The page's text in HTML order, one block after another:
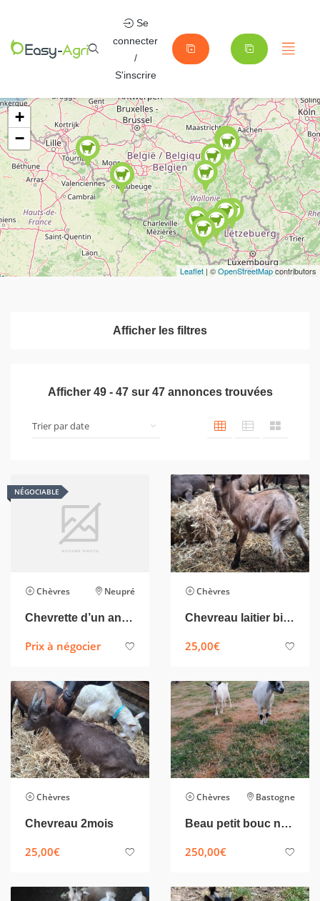
Se
connecter
/
S'inscrire
Afficher les filtres
Afficher 49- 47sur 47annonces trouvées
NÉGOCIABLE
Chèvres Neupré
Chevrette d’un an à vendre
Prix à négocier
Chèvres
Chevreau laitier bio 3mois
25,00€
Chèvres
Chevreau 2mois
25,00€
Chèvres Bastogne
Beau petit bouc nain castré avec sa sœur
250,00€
+
−
Leaflet | ©OpenStreetMapcontributors